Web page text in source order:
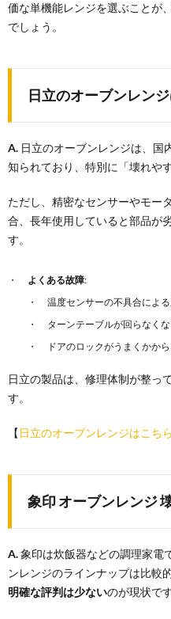
価な単機能レンジを選ぶことが
でしょう。
日立のオーブンレン
A. 日立のオーブンレンジは、国
知られており、特別に「壊れや
ただし、精密なセンサーやモー
合、長年使用していると部品が
す。
よくある故障:
温度センサーの不具合によ
ターンテーブルが回らなく
ドアのロックがうまくかか
日立の製品は、修理体制が整っ
す。
【 日立のオーブンレンジはこち
象印 オーブンレンジ
A.象印は炊飯器などの調理家電
ンレンジのラインナップは比較
明確な評判は少ないのが現状です